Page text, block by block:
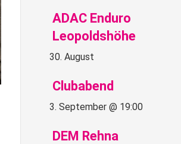
ADAC Enduro
Leopoldshöhe
30. August
Clubabend
3. September @ 19:00
DEM Rehna